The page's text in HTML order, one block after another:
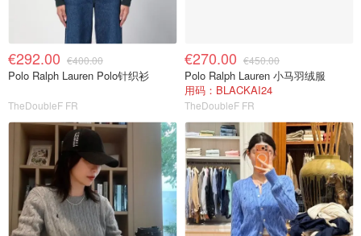
€292.00 €400.00
Polo Ralph Lauren Polo针织衫
TheDoubleF FR
€270.00 €450.00
Polo Ralph Lauren 小马羽绒服
用码：BLACKAI24
TheDoubleF FR